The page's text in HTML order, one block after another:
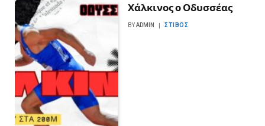
Χάλκινος ο Οδυσσέας
BYADMIN ΣΤΊΒΟΣ